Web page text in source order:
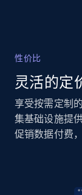
Home
URL,
性价比
灵活的定
享受按需定制
集基础设施提
促销数据付费